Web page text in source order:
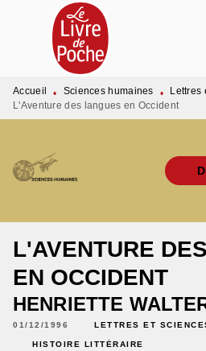
MENU RECHERCHE
PIED DE PAGE
Accueil • Sciences humaines • Lettres
L'Aventure des langues en Occident
L'AVENTURE
EN OCCIDENT
HENRIETTE
01/12/1996 LETTRES ET
HISTOIRE LITTÉRAIRE